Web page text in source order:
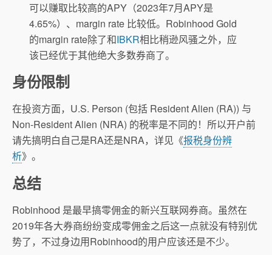
此处
Pattern Day
Trading
可以赚取比较高的APY（2023年7月APY是
4.65%）、margin rate 比较低。Robinhood Gold
的margin rate除了和IBKR相比稍逊风骚之外，应
该已经优于其他绝大多数券商了。
身份限制
在投资方面，U.S. Person (包括 Resident Alien (RA)) 与
Non-Resident Alien (NRA) 的税率是不同的！所以开户前
请先搞明白自己是RA还是NRA，详见《报税身份辨
析》。
总结
Robinhood 是最早搞零佣金的新兴互联网券商。虽然在
2019年各大券商纷纷变成零佣金之后这一点就没有特别优
势了，不过身边用Robinhood的用户应该还是不少。